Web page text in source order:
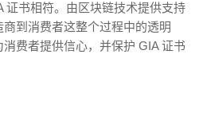
证书相符。由区块链技术提供支持
到消费者这整个过程中的透明
费者提供信心，并保护 GIA 证书